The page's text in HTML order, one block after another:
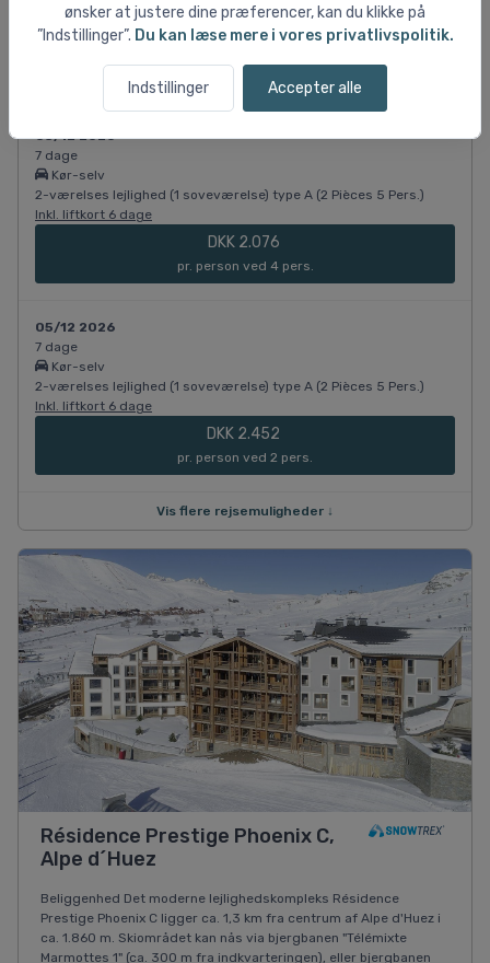
ønsker at justere dine præferencer, kan du klikke på
”Indstillinger”. Du kan læse mere i vores privatlivspolitik.
Indstillinger Accepter alle
Inkl. liftkort 6 dage
05/12 2026
7 dage
Kør-selv
2-værelses lejlighed (1 soveværelse) type A (2 Pièces 5 Pers.)
Inkl. liftkort 6 dage
DKK 2.076
pr. person ved 4 pers.
05/12 2026
7 dage
Kør-selv
2-værelses lejlighed (1 soveværelse) type A (2 Pièces 5 Pers.)
Inkl. liftkort 6 dage
DKK 2.452
pr. person ved 2 pers.
Vis flere rejsemuligheder ↓
Résidence Prestige Phoenix C,
Alpe d´Huez
Beliggenhed Det moderne lejlighedskompleks Résidence
Prestige Phoenix C ligger ca. 1,3 km fra centrum af Alpe d'Huez i
ca. 1.860 m. Skiområdet kan nås via bjergbanen "Télémixte
Marmottes 1" (ca. 300 m fra indkvarteringen), eller bjergbanen